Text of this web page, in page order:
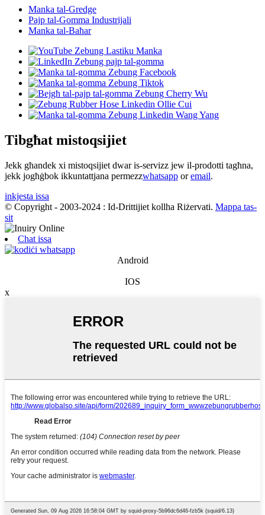
Manka tal-Gredge
Pajp tal-Gomma Industrijali
Manka tal-Baħar
Tibgħat mistoqsijiet
Jekk għandek xi mistoqsijiet dwar is-servizz jew il-prodotti tagħna,
jekk jogħġbok ikkuntattjana permezzwhatsapp oremail.
inkjesta issa
© Copyright - 2003-2024 : Id-Drittijiet kollha Riżervati. Mappa tas-
sit
Chat issa
Android
IOS
x